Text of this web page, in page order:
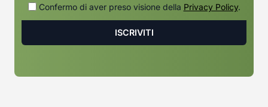
Confermo di aver preso visione della Privacy Policy.